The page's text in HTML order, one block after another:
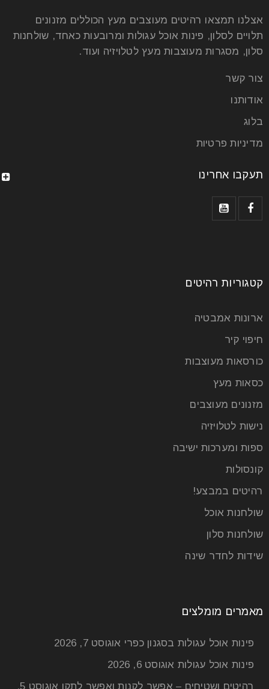
אצלנו תמצאו רהיטים מעוצבים מעץ הכוללים מזנונים
תלויים לסלון, פינות אוכל עגולות ומרובעות כאחד, שולחנות
סלון, מסגרות מעוצבות מעץ לטלויזיה ועוד.
צור קשר
אודותנו
בלוג
מדיניות פרטיות
תעקבו אחרינו
קטגוריות רהיטים
ארונות אמבטיה
חיפוי קיר
כורסאות מעוצבות
כסאות מעץ
מזנונים מעוצבים
נישות לטלויזיה
ספות ומערכות ישיבה
קונסולות
רהיטים במבצע!
שולחנות אוכל
שולחנות סלון
שידות לחדר שינה
מאמרים מומלצים
פינות אוכל עגולות בסגנון כפרי אוגוסט 7, 2026
פינות אוכל עגולות אוגוסט 6, 2026
רהיטים ושטיחים – אפשר לקנות ואפשר לתקן
אוגוסט 5,